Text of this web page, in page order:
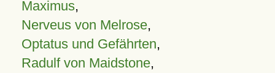
Maximus,
Nerveus von Melrose,
Optatus und Gefährten,
Radulf von Maidstone,